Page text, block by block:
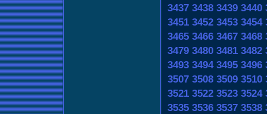
3437 3438 3439 3440
3451 3452 3453 3454
3465 3466 3467 3468
3479 3480 3481 3482
3493 3494 3495 3496
3507 3508 3509 3510
3521 3522 3523 3524
3535 3536 3537 3538